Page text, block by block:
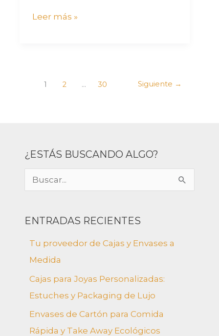
¿ESTÁS BUSCANDO ALGO?
s
p
ENTRADAS RECIENTES
Tu proveedor de Cajas y Envases a
Medida
Cajas para Joyas Personalizadas:
Estuches y Packaging de Lujo
Envases de Cartón para Comida
Rápida y Take Away Ecológicos
Leer más »
1 2 … 30 Siguiente →